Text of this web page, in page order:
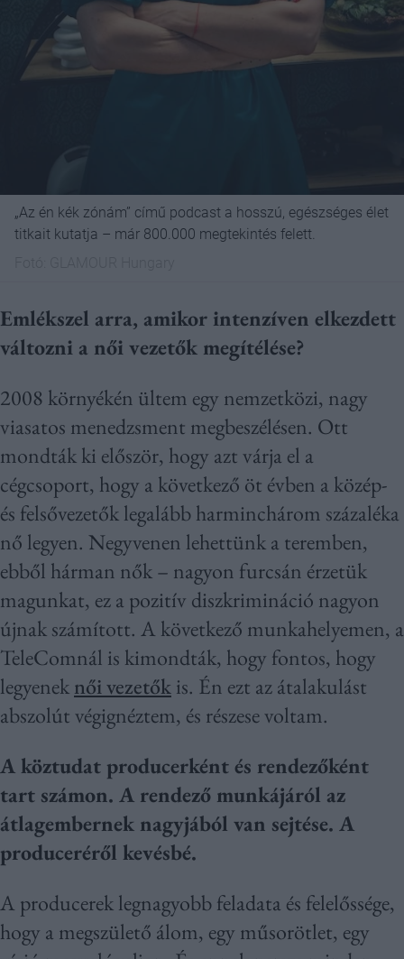
„Az én kék zónám” című podcast a hosszú, egészséges élet
titkait kutatja – már 800.000 megtekintés felett.
Emlékszel arra, amikor intenzíven elkezdett
változni a női vezetők megítélése?
2008 környékén ültem egy nemzetközi, nagy
viasatos menedzsment megbeszélésen. Ott
mondták ki először, hogy azt várja el a
cégcsoport, hogy a következő öt évben a közép-
és felsővezetők legalább harminchárom százaléka
nő legyen. Negyvenen lehettünk a teremben,
ebből hárman nők – nagyon furcsán érzetük
magunkat, ez a pozitív diszkrimináció nagyon
újnak számított. A következő munkahelyemen, a
TeleComnál is kimondták, hogy fontos, hogy
legyeneknői vezetőkis. Én ezt az átalakulást
abszolút végignéztem, és részese voltam.
A köztudat producerként és rendezőként
tart számon. A rendező munkájáról az
átlagembernek nagyjából van sejtése. A
produceréről kevésbé.
A producerek legnagyobb feladata és felelőssége,
hogy a megszülető álom, egy műsorötlet, egy